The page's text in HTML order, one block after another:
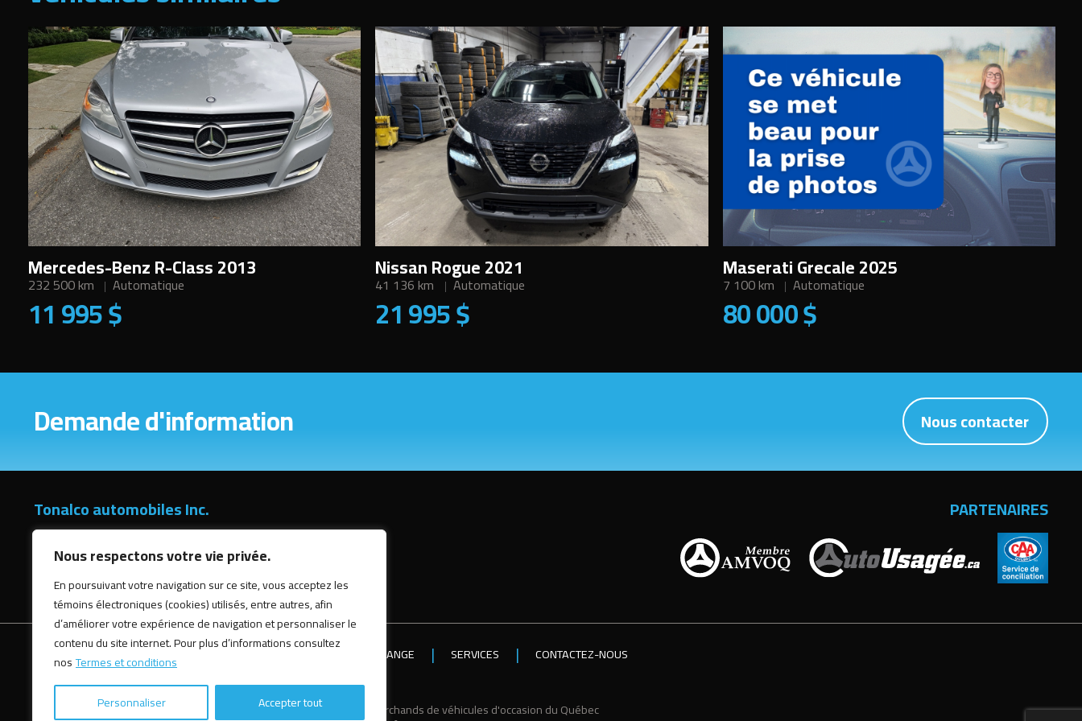
Nous respectons votre vie privée.
En poursuivant votre navigation sur ce site, vous acceptez les
témoins électroniques (cookies) utilisés, entre autres, afin
d’améliorer votre expérience de navigation et personnaliser le
contenu du site internet. Pour plus d’informations consultez
nosTermes et conditions
Personnaliser
Accepter tout
Mercedes-Benz R-Class 2013
232 500 km Automatique
11 995 $
Nissan Rogue 2021
41 136 km Automatique
21 995 $
Maserati Grecale 2025
7 100 km Automatique
80 000 $
Demande d'information Nous contacter
Tonalco automobiles Inc.
5453 av Royalmount, Mont-royal (Québec), H4P 1J3
(514) 487-3736
PARTENAIRES
ACCUEIL INVENTAIRE FINANCEMENT VENTE OU ÉCHANGE SERVICES CONTACTEZ-NOUS
Termes et conditions| © Tous droits réservés 2026Association des marchands de véhicules d'occasion du Québec